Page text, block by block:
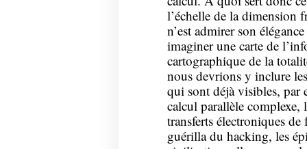
l’échelle de la dimension
n’est admirer son
imaginer une carte de
cartographique de la
nous devrions y inclure
qui sont déjà visibles, par
calcul parallèle complexe,
transferts électroniques
guérilla du hacking, les